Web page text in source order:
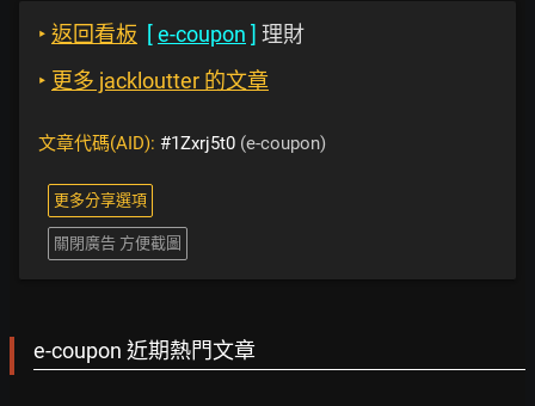
‣ 返回看板 [e-coupon ] 理財
‣ 更多 jackloutter 的文章
文章代碼(AID): #1Zxrj5t0 (e-coupon)
更多分享選項
關閉廣告 方便截圖
e-coupon 近期熱門文章